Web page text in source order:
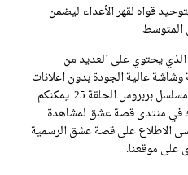
قواه لقهر الأعداء ليضمن
المتوسط
يحتوي على العديد من
عالية الجودة بدون اعلانات
مزعجة. في هذه الحلقة نعرض لكم مسلسل بربروس الحلقة 25 .يمكنكم
في منتدى قصة عشق لمشاهدة
الاطلاع على قصة عشق الرسمية
على موقعنا.